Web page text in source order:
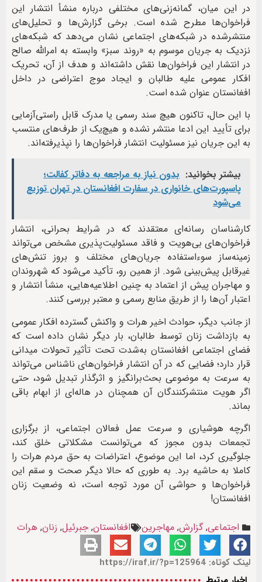
در این میان، گمانه‌زنی‌های مختلفی درباره منشأ انتشار این
فراخوان‌ها مطرح شده است. برخی گزارش‌ها و تحلیل‌های
منتشرشده در شبکه‌های اجتماعی نشان می‌دهد که شبکه‌های
نزدیک به جریان موسوم به «روند سبز» وابسته به امرالله صالح
در انتشار این فراخوان‌ها نقش داشته‌اند و هدف از آن، تحریک
افکار عمومی علیه طالبان و ایجاد موج اعتراضی در داخل
افغانستان عنوان شده است.
با این حال، تاکنون هیچ سند رسمی یا مدرک قابل راستی‌آزمایی
برای تأیید این ادعا منتشر نشده و هیچ‌یک از طرف‌های منتسب
به این جریان نیز مسئولیت انتشار فراخوان‌ها را نپذیرفته‌اند.
بیشتر بخوانید: بدون نیاز به مراجعه به دفاتر کفالت؛
پاسپورت‌های خانواری در سفارت افغانستان در تهران توزیع
می‌شود
کارشناسان رسانه‌ای معتقدند که در شرایط بحرانی، انتشار
فراخوان‌های بی‌هویت و فاقد مسئولیت‌پذیری مشخص می‌تواند
زمینه‌ساز سوءاستفاده جریان‌های مختلف و بروز تنش‌های
غیرقابل پیش‌بینی شود. از همین رو، تأکید می‌شود که شهروندان
و مهاجران پیش از اعتماد به چنین اطلاعیه‌هایی، منشأ انتشار و
اعتبار آن‌ها را از طریق منابع رسمی و معتبر بررسی کنند.
از جانب دیگر، حوادث اخیر هرات و واکنش گسترده افکار عمومی
به بازداشت زنان توسط طالبان، بار دیگر نشان داده است که
فضای اجتماعی افغانستان به‌شدت تحت تأثیر تحولات میدانی
قرار دارد؛ فضایی که در آن انتشار فراخوان‌های ناشناس می‌تواند
به سرعت به موضوعی بحث‌برانگیز و اثرگذار تبدیل شود، حتی
اگر هویت منتشرکنندگان آن همچنان در هاله‌ای از ابهام باقی
بماند.
اگرچه هوشیاری و سرعت عمل فعالان اجتماعی، از برگزاری
تجمعات بدون مجوز که می‌توانست مشکلاتی خلق کند،
جلوگیری کرد، اما این موضوع، اعتراضات به حق مردم هرات را
کاملا به حاشیه برد. به طوری که حالا دیگر صحت و سقم این
فراخوان‌ها و حواشی آن مورد توجه است، نه وضعیت زنان
افغانستان!
اجتماعی,گزارش, مهاجرین افغانستان, جبرئیل, زنان, هرات
لینک کوتاه: https://iraf.ir/?p=125964